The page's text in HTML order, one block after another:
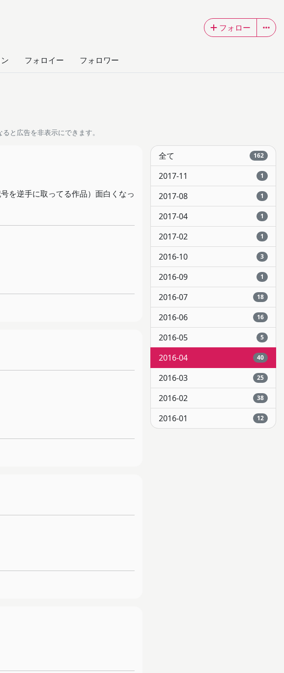
フォロー
フォロイー フォロワー
ると広告を非表示にできます。
を逆手に取ってる作品）面白くなっ
全て 162
2017-11 1
2017-08 1
2017-04 1
2017-02 1
2016-10 3
2016-09 1
2016-07 18
2016-06 16
2016-05 5
2016-04 40
2016-03 25
2016-02 38
2016-01 12